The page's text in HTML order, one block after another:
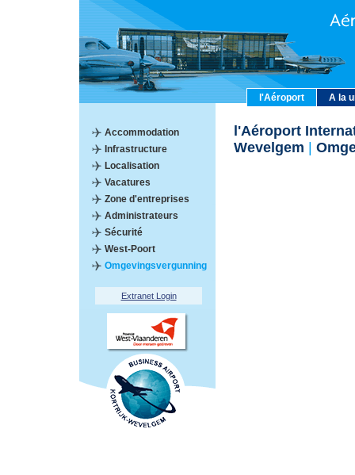
l'Aéroport A la
Accommodation
Infrastructure
Localisation
Vacatures
Zone d'entreprises
Administrateurs
Sécurité
West-Poort
Omgevingsvergunning
Extranet Login
l'Aéroport
Wevelgem